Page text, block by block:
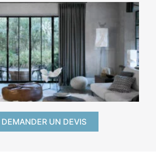
DEMANDER UN DEVIS